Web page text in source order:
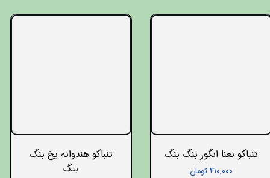
تنباکو نعنا انگور بنگ بنگ
۴۱۰,۰۰۰ تومان
تنباکو هندوانه یخ بنگ
بنگ